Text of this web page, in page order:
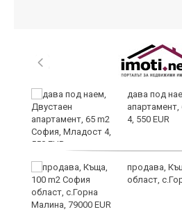
дава под
4, 550 EUR
продава,
област,